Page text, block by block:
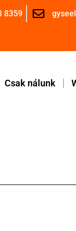
8359
Csak nálunk